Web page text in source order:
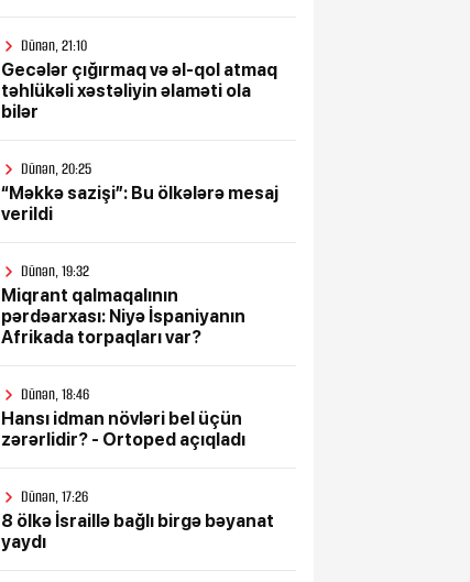
Dünən, 21:10
Gecələr çığırmaq və əl-qol atmaq
təhlükəli xəstəliyin əlaməti ola
bilər
Dünən, 20:25
“Məkkə sazişi”: Bu ölkələrə mesaj
verildi
Dünən, 19:32
Miqrant qalmaqalının
pərdəarxası: Niyə İspaniyanın
Afrikada torpaqları var?
Dünən, 18:46
Hansı idman növləri bel üçün
zərərlidir? - Ortoped açıqladı
Dünən, 17:26
8 ölkə İsraillə bağlı birgə bəyanat
yaydı